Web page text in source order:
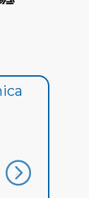
uso
Aislamiento-de-